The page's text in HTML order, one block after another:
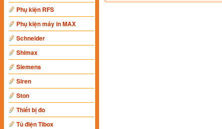
Phụ kiện RFS
Phụ kiện máy in MAX
Schneider
Shimax
Siemens
Siren
Ston
Thiết bị đo
Tủ điện Tibox